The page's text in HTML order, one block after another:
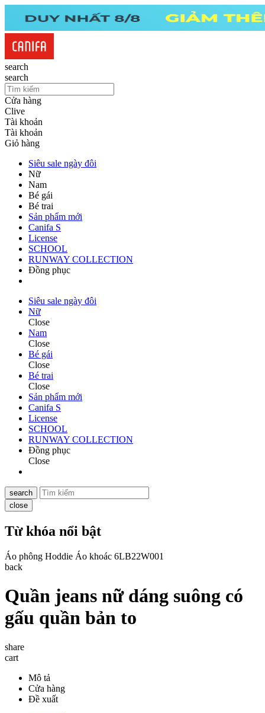
search
search
Cửa hàng
Clive
Tài khoản
Tài khoản
Giỏ hàng
Siêu sale ngày đôi
Nữ
Nam
Bé gái
Bé trai
Sản phẩm mới
Canifa S
License
SCHOOL
RUNWAY COLLECTION
Đồng phục
Siêu sale ngày đôi
Nữ
Close
Nam
Close
Bé gái
Close
Bé trai
Close
Sản phẩm mới
Canifa S
License
SCHOOL
RUNWAY COLLECTION
Đồng phục
Close
search
close
Từ khóa nổi bật
Áo phông Hoddie Áo khoác 6LB22W001
back
Quần jeans nữ dáng suông có
gấu quần bản to
share
cart
Mô tả
Cửa hàng
Đề xuất